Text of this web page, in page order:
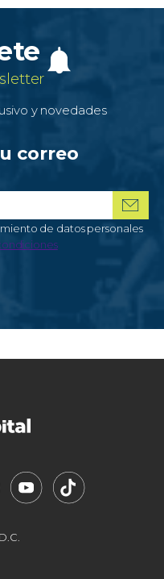
y novedades
correo
personales
de datos personales